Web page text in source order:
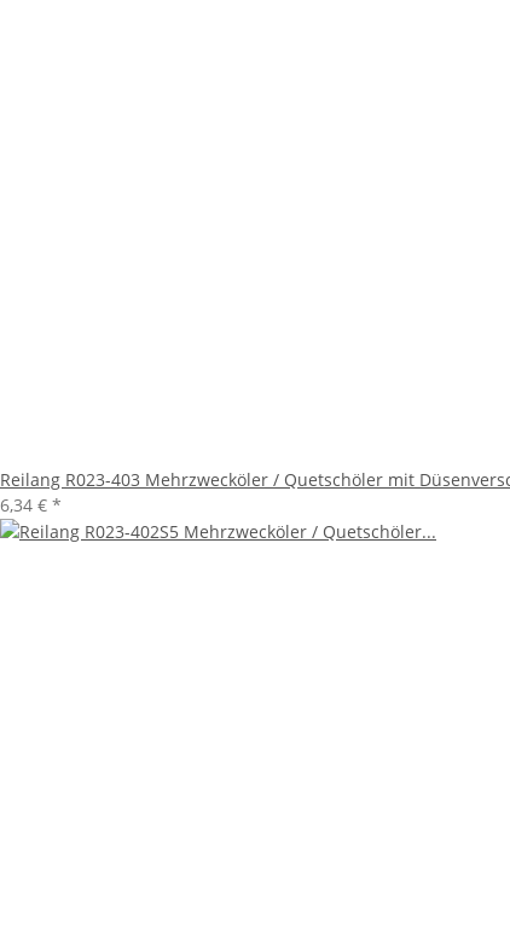
Reilang R023-403 Mehrzwecköler / Quetschöler mit
6,34 € *